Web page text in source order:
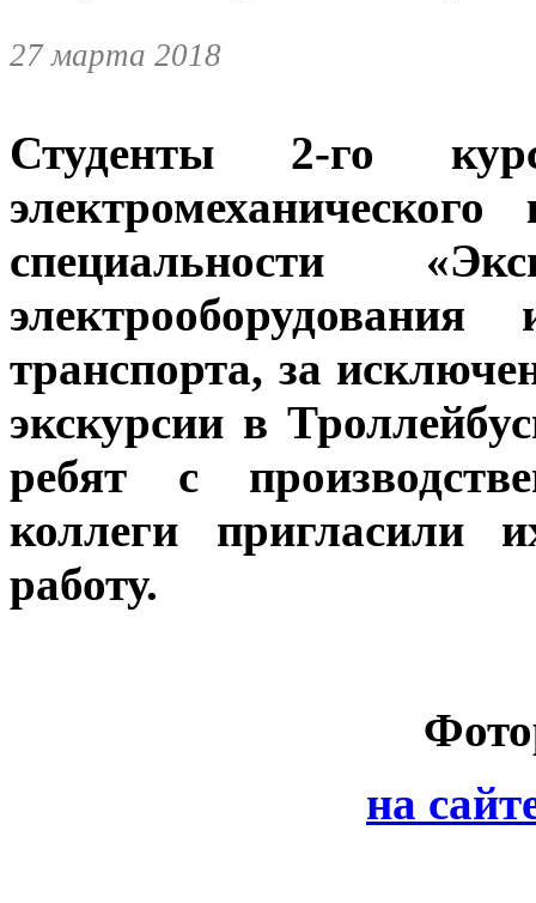
27 марта 2018
Студенты 2-го
специальности
транспорта, за
экскурсии в
ребят с
коллеги пригласили
работу.
на